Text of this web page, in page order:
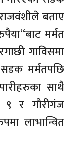
बताए
मर्मत
गाविसमा
मर्मतपछि
साथै
९ र गौरीगंज
लाभान्वित